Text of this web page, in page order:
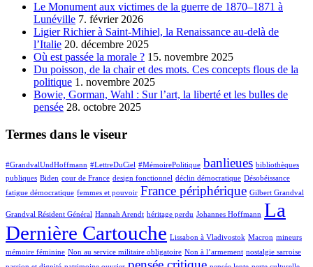
Le Monument aux victimes de la guerre de 1870–1871 à
Lunéville 7. février 2026
Ligier Richier à Saint-Mihiel, la Renaissance au-delà de
l’Italie 20. décembre 2025
Où est passée la morale ? 15. novembre 2025
Du poisson, de la chair et des mots. Ces concepts flous de la
politique 1. novembre 2025
Bowie, Gorman, Wahl : Sur l’art, la liberté et les bulles de
pensée 28. octobre 2025
Termes dans le viseur
#GrandvalUndHoffmann #LettreDuCiel #MémoirePolitique banlieues bibliothèques
publiques Biden cour de France design fonctionnel déclin démocratique Désobéissance
fatigue démocratique femmes et pouvoir France périphérique Gilbert Grandval
Grandval Résident Général Hannah Arendt héritage perdu Johannes Hoffmann La
Dernière Cartouche Lissabon à Vladivostok Macron mineurs
mémoire féminine Non au service militaire obligatoire Non à l’armement nostalgie sarroise